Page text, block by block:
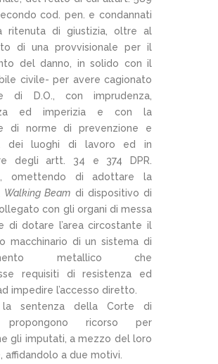
cod. pen. e condannati
ritenuta di giustizia, oltre al
di una provvisionale per il
del danno, in solido con il
civile- per avere cagionato
di D.O., con imprudenza,
ed imperizia e con la
di norme di prevenzione e
dei luoghi di lavoro ed in
degli artt. 34 e 374 DPR.
omettendo di adottare la
Walking Beam di dispositivo di
con gli organi di messa
di dotare l’area circostante il
macchinario di un sistema di
metallico che
requisiti di resistenza ed
impedire l’accesso diretto.
la sentenza della Corte di
propongono ricorso per
gli imputati, a mezzo del loro
affidandolo a due motivi.